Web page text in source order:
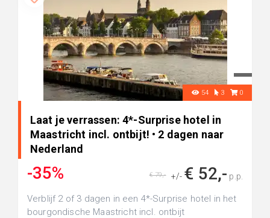
54 3 0
Laat je verrassen: 4*-Surprise hotel in
Maastricht incl. ontbijt! • 2 dagen naar
Nederland
-35% +/- € 52,- p.p.
€ 79,-
Verblijf 2 of 3 dagen in een 4*-Surprise hotel in het
bourgondische Maastricht incl. ontbijt